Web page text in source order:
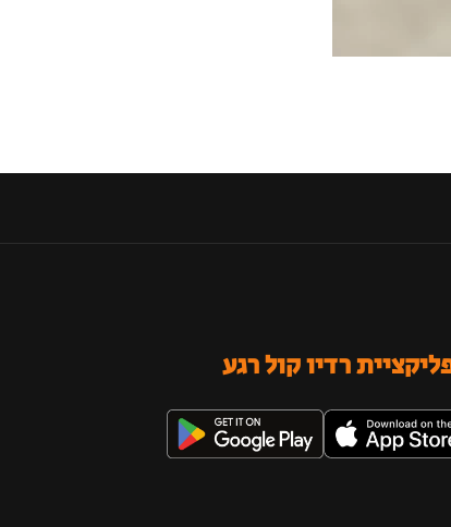
רדיו קול רגע